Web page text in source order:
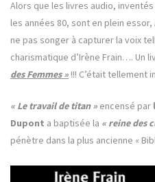
Alors que les livres audio,
les années 80, sont en plein
ne pas songer à capturer la voix
charismatique d’Irène Frain…. Un
des Femmes » !!! C’était tellement
« Le travail de titan » encensé par
Dupont a baptisée la « reine des
pénètre dans la plus ancienne «